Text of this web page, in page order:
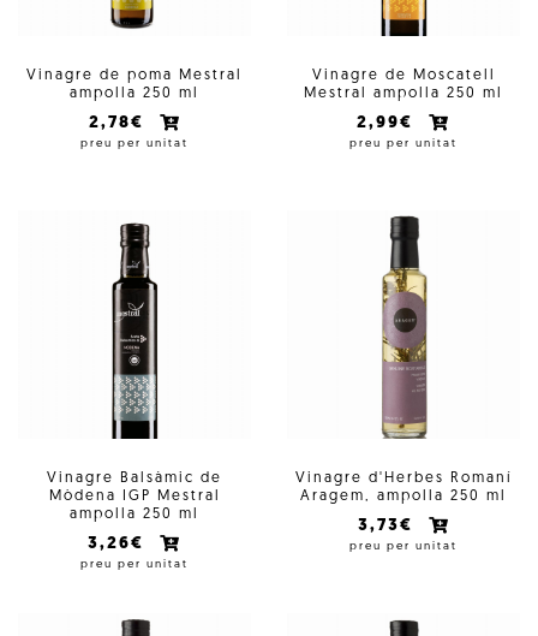
Vinagre de poma Mestral
ampolla 250 ml
2,78€
preu per unitat
Vinagre de Moscatell
Mestral ampolla 250 ml
2,99€
preu per unitat
Vinagre Balsàmic de
Mòdena IGP Mestral
ampolla 250 ml
3,26€
preu per unitat
Vinagre d'Herbes Romaní
Aragem, ampolla 250 ml
3,73€
preu per unitat